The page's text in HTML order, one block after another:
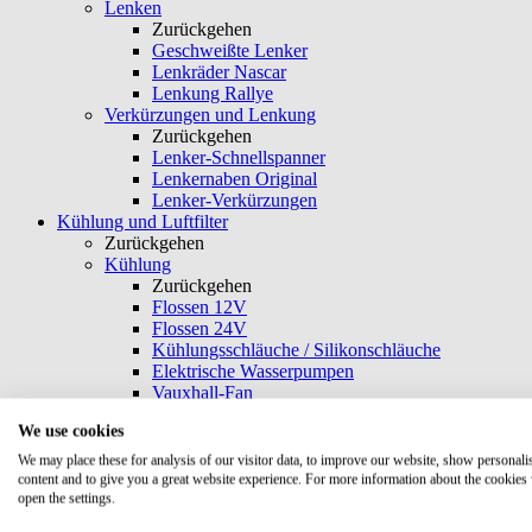
Lenken
Zurückgehen
Geschweißte Lenker
Lenkräder Nascar
Lenkung Rallye
Verkürzungen und Lenkung
Zurückgehen
Lenker-Schnellspanner
Lenkernaben Original
Lenker-Verkürzungen
Kühlung und Luftfilter
Zurückgehen
Kühlung
Zurückgehen
Flossen 12V
Flossen 24V
Kühlungsschläuche / Silikonschläuche
Elektrische Wasserpumpen
Vauxhall-Fan
Kühler & Kühlerdeckel
Kühlmittel und Zusatzstoffe
We use cookies
We may place these for analysis of our visitor data, to improve our website, show
content and to give you a great website experience. For more information about the cookies
open the settings.